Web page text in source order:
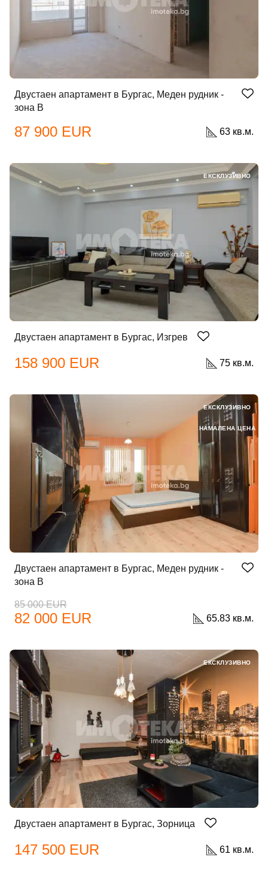
Двустаен апартамент в Бургас, Меден рудник -
зона В
87 900 EUR 63 кв.м.
Двустаен апартамент в Бургас, Изгрев
158 900 EUR 75 кв.м.
ЕКСКЛУЗИВНО
Двустаен апартамент в Бургас, Меден рудник -
зона В
85 000 EUR
82 000 EUR 65.83 кв.м.
ЕКСКЛУЗИВНО
НАМАЛЕНА ЦЕНА
Двустаен апартамент в Бургас, Зорница
147 500 EUR 61 кв.м.
ЕКСКЛУЗИВНО